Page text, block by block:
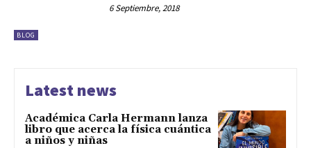
BLOG
6 Septiembre, 2018
Latest news
Académica Carla Hermann lanza
libro que acerca la física cuántica
a niños y niñas